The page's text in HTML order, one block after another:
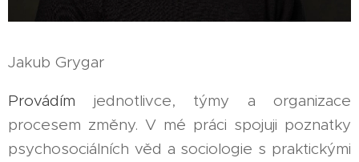
Jakub Grygar
Provádím jednotlivce, týmy a organizace
procesem změny. V mé práci spojuji poznatky
psychosociálních věd a sociologie s praktickými